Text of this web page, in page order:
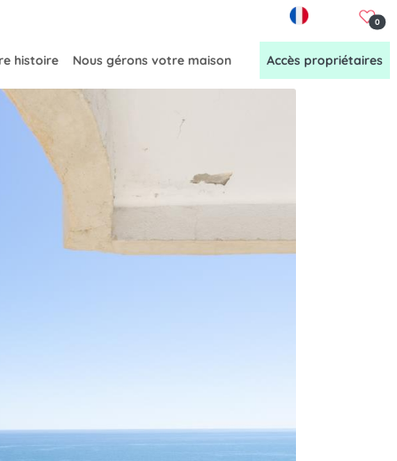
0
histoire Nous gérons votre maison Accès propriétaires